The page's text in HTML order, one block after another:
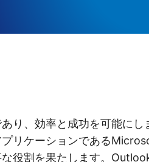
り、効率と成功を可能にし
リケーションである
役割を果たします。